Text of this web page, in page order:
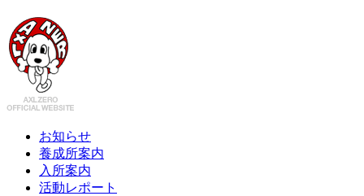
お知らせ
養成所案内
入所案内
活動レポート